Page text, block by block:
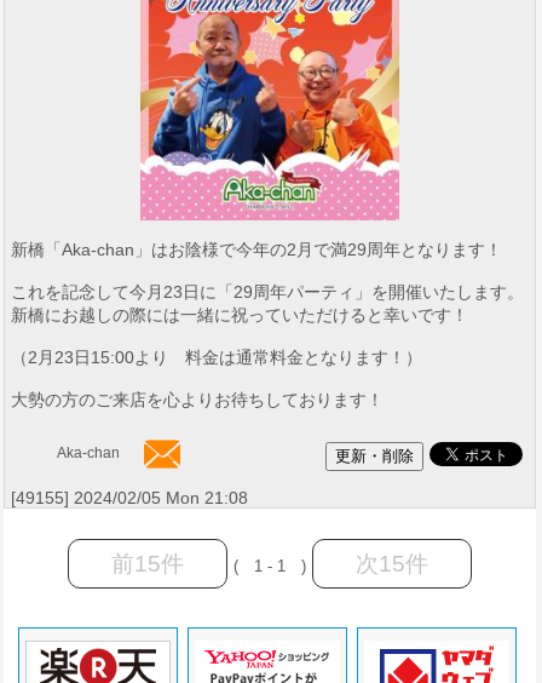
新橋「Aka-chan」はお陰様で今年の2月で満29周年となります！
これを記念して今月23日に「29周年パーティ」を開催いたします。
新橋にお越しの際には一緒に祝っていただけると幸いです！
（2月23日15:00より 料金は通常料金となります！）
大勢の方のご来店を心よりお待ちしております！
Aka-chan
[49155] 2024/02/05 Mon 21:08
前15件 ( 1 - 1 ) 次15件